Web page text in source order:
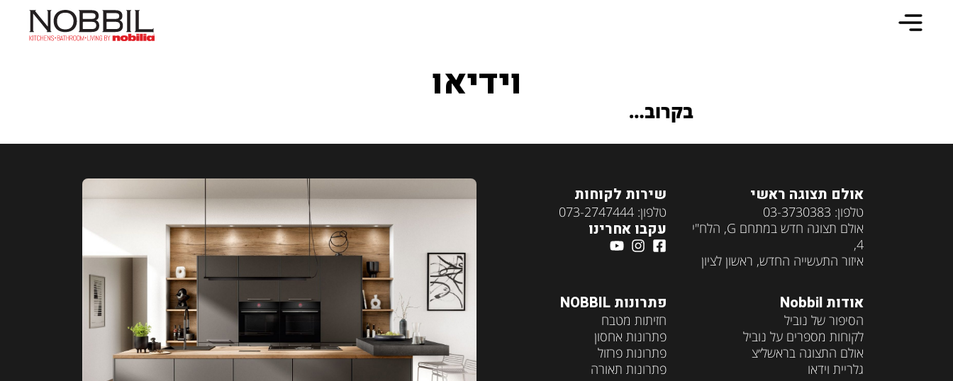
וידיאו
בקרוב…
אולם תצוגה ראשי
טלפון: 03-3730383
אולם תצוגה חדש במתחם G, הלח"י
4,
איזור התעשייה החדש, ראשון לציון
שירות לקוחות
טלפון: 073-2747444
עקבו אחרינו
אודות Nobbil
הסיפור של נוביל
לקוחות מספרים על נוביל
אולם התצוגה בראשל״צ
גלריית וידאו
פתרונות NOBBIL
חזיתות מטבח
פתרונות אחסון
פתרונות פרזול
פתרונות תאורה